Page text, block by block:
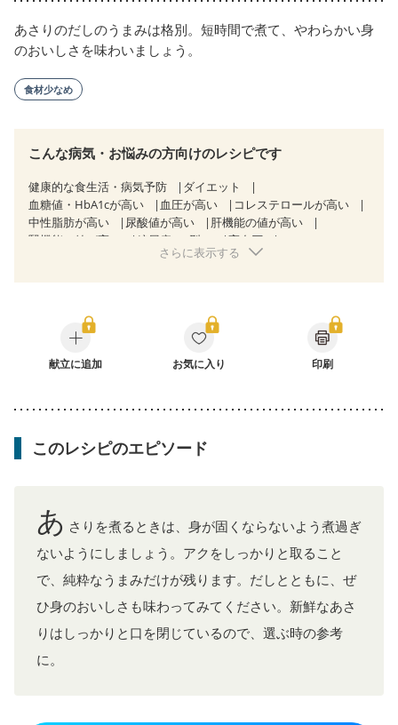
あさりのだしのうまみは格別。短時間で煮て、やわらかい身
のおいしさを味わいましょう。
食材少なめ
こんな病気・お悩みの方向けのレシピです
健康的な食生活・病気予防
ダイエット
血糖値・HbA1cが高い
血圧が高い
コレステロールが高い
中性脂肪が高い
尿酸値が高い
肝機能の値が高い
腎機能の値が高い
糖尿病（2型）
高血圧
胃炎
胃ポリープ
乳がん（抗がん剤治療中）
乳がん（ホルモン療法中）
乳がん（放射線治療中）
乳がん治療を終えた方・経過観察中の方など
妊娠中(初期)
さらに表示する
献立に追加 お気に入り 印刷
このレシピのエピソード
あ さりを煮るときは、身が固くならないよう煮過ぎ
ないようにしましょう。アクをしっかりと取ること
で、純粋なうまみだけが残ります。だしとともに、ぜ
ひ身のおいしさも味わってみてください。新鮮なあさ
りはしっかりと口を閉じているので、選ぶ時の参考
に。